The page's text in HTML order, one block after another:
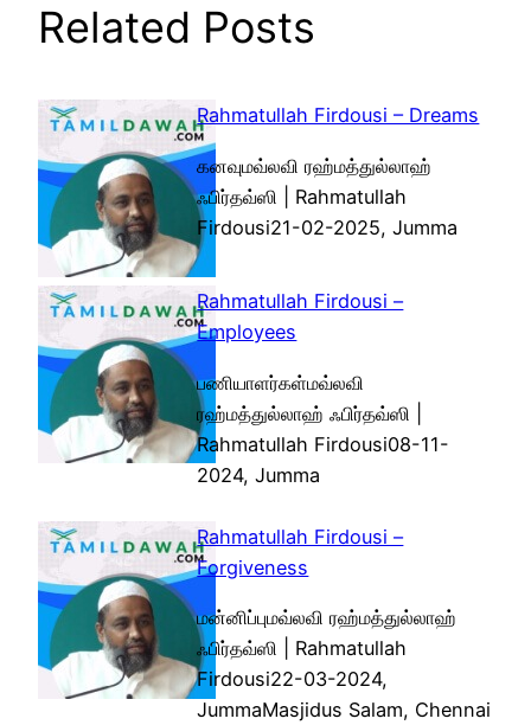
Related Posts
Rahmatullah Firdousi – Dreams
கனவுமவ்லவி ரஹ்மத்துல்லாஹ்
ஃபிர்தவ்ஸி | Rahmatullah
Firdousi21-02-2025, Jumma
Rahmatullah Firdousi –
Employees
பணியாளர்கள்மவ்லவி
ரஹ்மத்துல்லாஹ் ஃபிர்தவ்ஸி |
Rahmatullah Firdousi08-11-
2024, Jumma
Rahmatullah Firdousi –
Forgiveness
மன்னிப்புமவ்லவி ரஹ்மத்துல்லாஹ்
ஃபிர்தவ்ஸி | Rahmatullah
Firdousi22-03-2024,
JummaMasjidus Salam, Chennai